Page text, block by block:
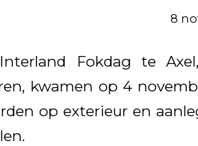
8
Fokdag te
kwamen op 4
op exterieur en